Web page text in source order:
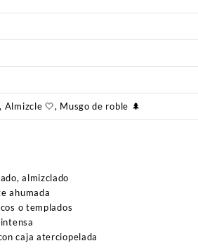
🤍, Musgo de roble 🌲
almizclado
ahumada
o templados
caja aterciopelada